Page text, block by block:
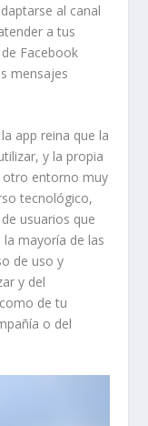
al canal
a tus
Facebook
mensajes
app reina que la
y la propia
otro entorno muy
tecnológico,
usuarios que
mayoría de las
de uso y
y del
de tu
o del